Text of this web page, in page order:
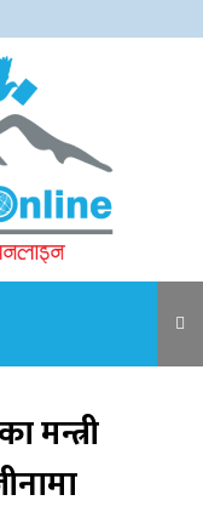
लैजाँदै गरिएको १८०
मन्त्री